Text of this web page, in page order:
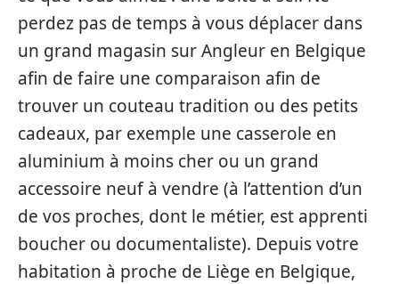
perdez pas de temps à vous déplacer dans
un grand magasin sur Angleur en Belgique
afin de faire une comparaison afin de
trouver un couteau tradition ou des petits
cadeaux, par exemple une casserole en
aluminium à moins cher ou un grand
accessoire neuf à vendre (à l’attention d’un
de vos proches, dont le métier, est apprenti
boucher ou documentaliste). Depuis votre
habitation à proche de Liège en Belgique,